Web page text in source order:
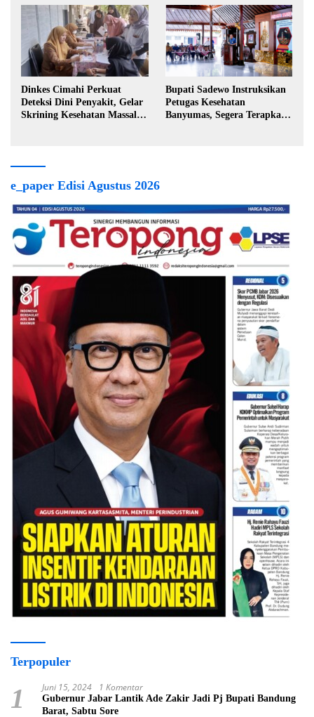
Dinkes Cimahi Perkuat
Deteksi Dini Penyakit, Gelar
Skrining Kesehatan Massal di
Bupati Sadewo Instruksikan
Petugas Kesehatan
Banyumas, Segera Terapkan
e_paper Edisi Agustus 2026
Terpopuler
1 Juni 15, 2024 1 Komentar
Gubernur Jabar Lantik Ade Zakir Jadi Pj Bupati Bandung
Barat, Sabtu Sore